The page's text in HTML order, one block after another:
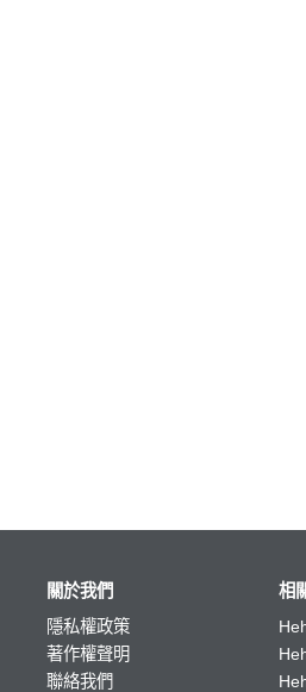
關於我們
隱私權政策
著作權聲明
聯絡我們
相